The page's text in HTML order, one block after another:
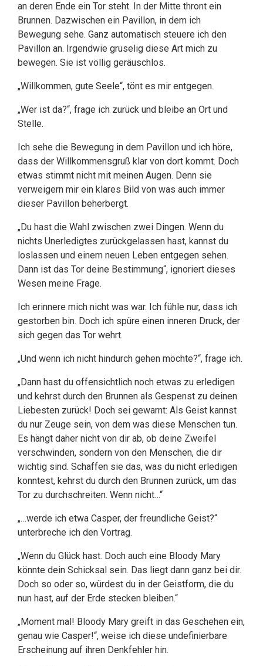
an deren Ende ein Tor steht. In der Mitte thront ein
Brunnen. Dazwischen ein Pavillon, in dem ich
Bewegung sehe. Ganz automatisch steuere ich den
Pavillon an. Irgendwie gruselig diese Art mich zu
bewegen. Sie ist völlig geräuschlos.
„Willkommen, gute Seele“, tönt es mir entgegen.
„Wer ist da?“, frage ich zurück und bleibe an Ort und
Stelle.
Ich sehe die Bewegung in dem Pavillon und ich höre,
dass der Willkommensgruß klar von dort kommt. Doch
etwas stimmt nicht mit meinen Augen. Denn sie
verweigern mir ein klares Bild von was auch immer
dieser Pavillon beherbergt.
„Du hast die Wahl zwischen zwei Dingen. Wenn du
nichts Unerledigtes zurückgelassen hast, kannst du
loslassen und einem neuen Leben entgegen sehen.
Dann ist das Tor deine Bestimmung“, ignoriert dieses
Wesen meine Frage.
Ich erinnere mich nicht was war. Ich fühle nur, dass ich
gestorben bin. Doch ich spüre einen inneren Druck, der
sich gegen das Tor wehrt.
„Und wenn ich nicht hindurch gehen möchte?“, frage ich.
„Dann hast du offensichtlich noch etwas zu erledigen
und kehrst durch den Brunnen als Gespenst zu deinen
Liebesten zurück! Doch sei gewarnt: Als Geist kannst
du nur Zeuge sein, von dem was diese Menschen tun.
Es hängt daher nicht von dir ab, ob deine Zweifel
verschwinden, sondern von den Menschen, die dir
wichtig sind. Schaffen sie das, was du nicht erledigen
konntest, kehrst du durch den Brunnen zurück, um das
Tor zu durchschreiten. Wenn nicht…“
„…werde ich etwa Casper, der freundliche Geist?“
unterbreche ich den Vortrag.
„Wenn du Glück hast. Doch auch eine Bloody Mary
könnte dein Schicksal sein. Das liegt dann ganz bei dir.
Doch so oder so, würdest du in der Geistform, die du
nun hast, auf der Erde stecken bleiben.“
„Moment mal! Bloody Mary greift in das Geschehen ein,
genau wie Casper!“, weise ich diese undefinierbare
Erscheinung auf ihren Denkfehler hin.